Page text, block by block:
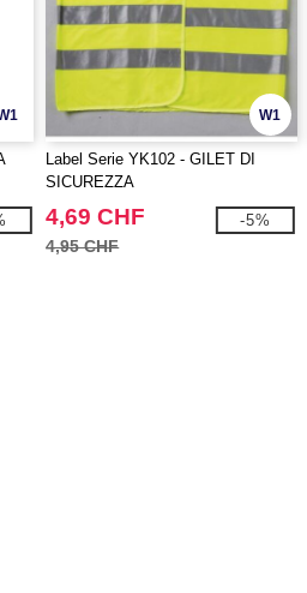
W1
Label Serie YK102 - GILET DI
SICUREZZA
4,69 CHF
4,95 CHF
-5%